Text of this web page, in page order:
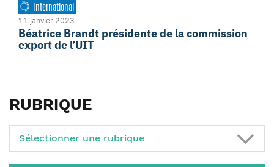
International
11 janvier 2023
Béatrice Brandt présidente de la commission
export de l’UIT
RUBRIQUE
Sélectionner une rubrique